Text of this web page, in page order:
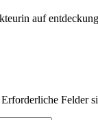
auf
Erforderliche Felder